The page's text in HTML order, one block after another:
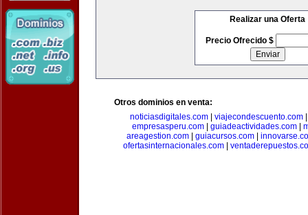
Realizar una Oferta
Precio Ofrecido $
Otros dominios en venta:
noticiasdigitales.com| viajecondescuento.com
empresasperu.com| guiadeactividades.com|
areagestion.com| guiacursos.com|
ofertasinternacionales.com|